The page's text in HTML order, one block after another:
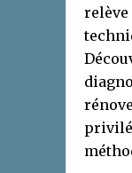
relève